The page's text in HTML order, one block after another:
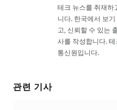
테크 뉴스를 취재하
니다. 한국에서 보
고, 신뢰할 수 있는
사를 작성합니다.
통신원입니다.
관련 기사